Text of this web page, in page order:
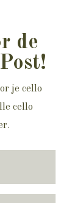
de
je cello
cello